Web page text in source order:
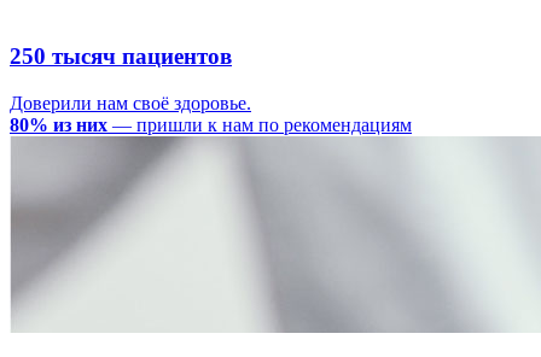
250 тысяч пациентов
Доверили нам своё здоровье.
80% из них — пришли к нам по рекомендациям